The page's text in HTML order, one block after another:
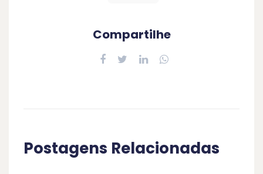
Compartilhe
Postagens Relacionadas